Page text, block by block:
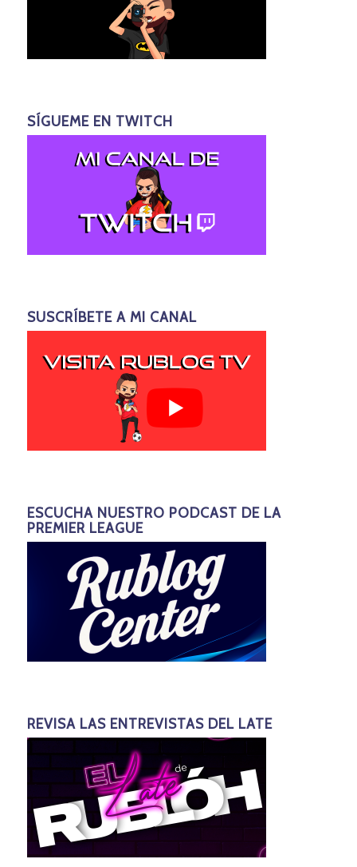
SÍGUEME EN TWITCH
SUSCRÍBETE A MI CANAL
ESCUCHA NUESTRO PODCAST DE LA
PREMIER LEAGUE
REVISA LAS ENTREVISTAS DEL LATE